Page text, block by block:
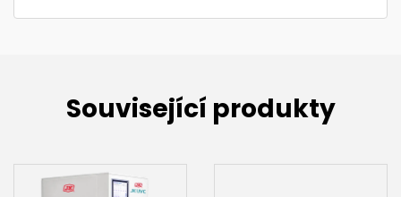
Související produkty